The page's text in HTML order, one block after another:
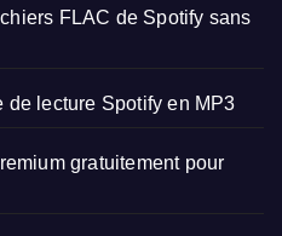
FLAC de Spotify sans
de lecture Spotify en MP3
gratuitement pour